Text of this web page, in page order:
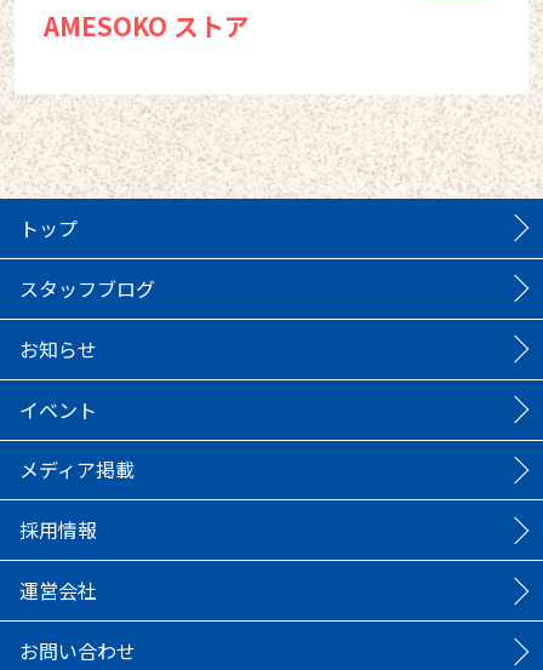
AMESOKO ストア
トップ
スタッフブログ
お知らせ
イベント
メディア掲載
採用情報
運営会社
お問い合わせ